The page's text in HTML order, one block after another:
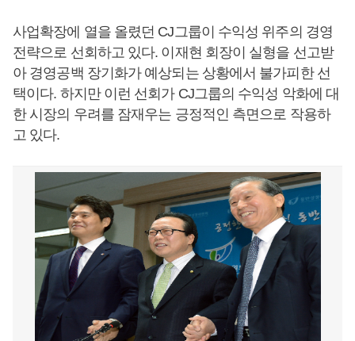
사업확장에 열을 올렸던 CJ그룹이 수익성 위주의 경영
전략으로 선회하고 있다. 이재현 회장이 실형을 선고받
아 경영공백 장기화가 예상되는 상황에서 불가피한 선
택이다. 하지만 이런 선회가 CJ그룹의 수익성 악화에 대
한 시장의 우려를 잠재우는 긍정적인 측면으로 작용하
고 있다.